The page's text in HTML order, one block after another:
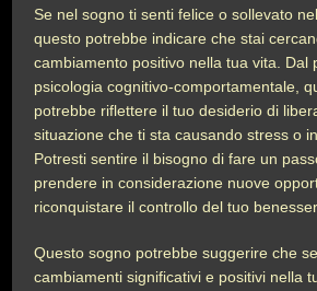
Se nel sogno ti senti felice o sollevato
questo potrebbe indicare che stai
cambiamento positivo nella tua vita. Dal
psicologia cognitivo-comportamentale,
potrebbe riflettere il tuo desiderio di
situazione che ti sta causando stress o
Potresti sentire il bisogno di fare un
prendere in considerazione nuove
riconquistare il controllo del tuo
Questo sogno potrebbe suggerire che
cambiamenti significativi e positivi nella